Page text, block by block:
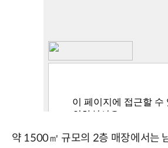
약 1500㎡ 규모의 2층 매장에서는